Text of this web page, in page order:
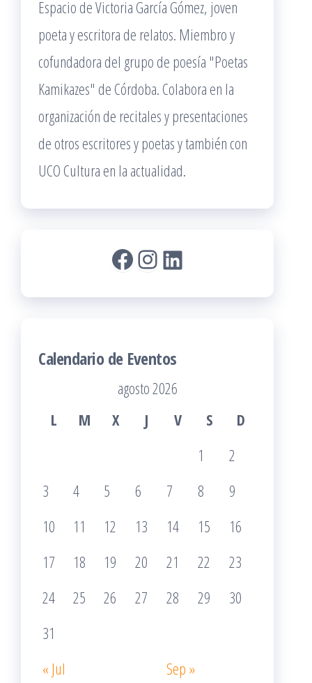
Espacio de Victoria García Gómez, joven
poeta y escritora de relatos. Miembro y
cofundadora del grupo de poesía "Poetas
Kamikazes" de Córdoba. Colabora en la
organización de recitales y presentaciones
de otros escritores y poetas y también con
UCO Cultura en la actualidad.
Facebook
Instagram
LinkedIn
Calendario de Eventos
agosto 2026
L
M X J V S
D
1
2
3
4 5 6 7 8
9
10
11 12 13 14 15
16
17
18 19 20 21 22
23
24
25 26 27 28 29
30
31
« Jul
Sep »